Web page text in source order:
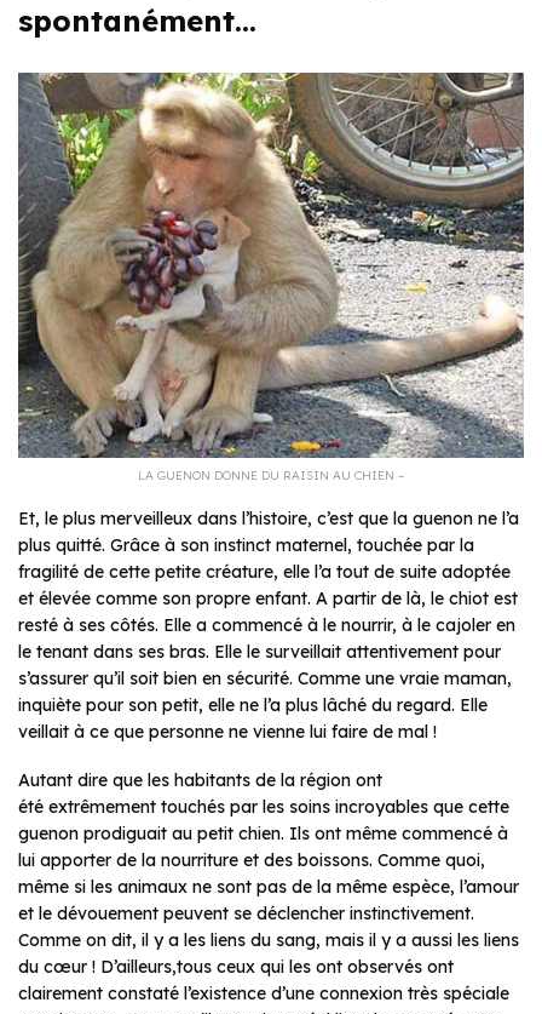
spontanément…
LA GUENON DONNE DU RAISIN AU CHIEN –
Et, le plus merveilleux dans l’histoire, c’est que la guenon ne l’a
plus quitté. Grâce à son instinct maternel, touchée par la
fragilité de cette petite créature, elle l’a tout de suite adoptée
et élevée comme son propre enfant. A partir de là, le chiot est
resté à ses côtés. Elle a commencé à le nourrir, à le cajoler en
le tenant dans ses bras. Elle le surveillait attentivement pour
s’assurer qu’il soit bien en sécurité. Comme une vraie maman,
inquiète pour son petit, elle ne l’a plus lâché du regard. Elle
veillait à ce que personne ne vienne lui faire de mal !
Autant dire que les habitants de la région ont
été extrêmement touchés par les soins incroyables que cette
guenon prodiguait au petit chien. Ils ont même commencé à
lui apporter de la nourriture et des boissons. Comme quoi,
même si les animaux ne sont pas de la même espèce, l’amour
et le dévouement peuvent se déclencher instinctivement.
Comme on dit, il y a les liens du sang, mais il y a aussi les liens
du cœur ! D’ailleurs,tous ceux qui les ont observés ont
clairement constaté l’existence d’une connexion très spéciale